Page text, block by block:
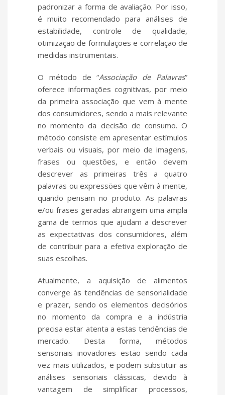
padronizar a forma de avaliação. Por isso,
é muito recomendado para análises de
estabilidade, controle de qualidade,
otimização de formulações e correlação de
medidas instrumentais.
O método de “Associação de Palavras”
oferece informações cognitivas, por meio
da primeira associação que vem à mente
dos consumidores, sendo a mais relevante
no momento da decisão de consumo. O
método consiste em apresentar estímulos
verbais ou visuais, por meio de imagens,
frases ou questões, e então devem
descrever as primeiras três a quatro
palavras ou expressões que vêm à mente,
quando pensam no produto. As palavras
e/ou frases geradas abrangem uma ampla
gama de termos que ajudam a descrever
as expectativas dos consumidores, além
de contribuir para a efetiva exploração de
suas escolhas.
Atualmente, a aquisição de alimentos
converge às tendências de sensorialidade
e prazer, sendo os elementos decisórios
no momento da compra e a indústria
precisa estar atenta a estas tendências de
mercado. Desta forma, métodos
sensoriais inovadores estão sendo cada
vez mais utilizados, e podem substituir as
análises sensoriais clássicas, devido à
vantagem de simplificar processos,